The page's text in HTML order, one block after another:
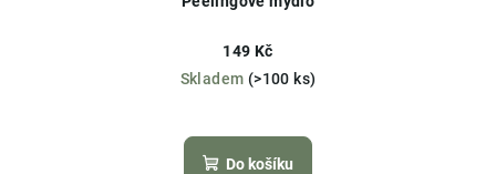
149 Kč
Skladem (>100 ks)
hodnocení
produktu
Do košíku